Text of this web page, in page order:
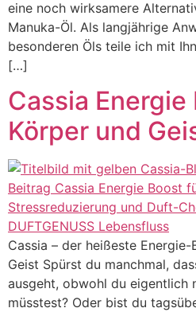
eine noch wirksamere
Manuka-Öl. Als langjährige
besonderen Öls teile ich mit
[…]
Cassia
Körper und
Cassia – der heißeste
Geist Spürst du manchmal,
ausgeht, obwohl du eigentlich
müsstest? Oder bist du